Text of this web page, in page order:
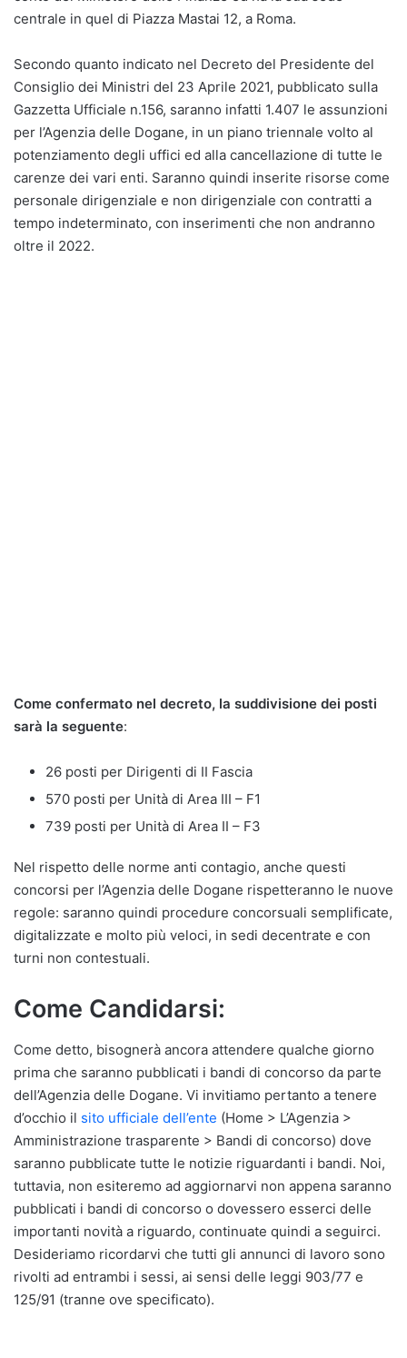
centrale in quel di Piazza Mastai 12, a Roma.
Secondo quanto indicato nel Decreto del Presidente del
Consiglio dei Ministri del 23 Aprile 2021, pubblicato sulla
Gazzetta Ufficiale n.156, saranno infatti 1.407 le assunzioni
per l’Agenzia delle Dogane, in un piano triennale volto al
potenziamento degli uffici ed alla cancellazione di tutte le
carenze dei vari enti. Saranno quindi inserite risorse come
personale dirigenziale e non dirigenziale con contratti a
tempo indeterminato, con inserimenti che non andranno
oltre il 2022.
Come confermato nel decreto, la suddivisione dei posti
sarà la seguente:
26 posti per Dirigenti di II Fascia
570 posti per Unità di Area III – F1
739 posti per Unità di Area II – F3
Nel rispetto delle norme anti contagio, anche questi
concorsi per l’Agenzia delle Dogane rispetteranno le nuove
regole: saranno quindi procedure concorsuali semplificate,
digitalizzate e molto più veloci, in sedi decentrate e con
turni non contestuali.
Come Candidarsi:
Come detto, bisognerà ancora attendere qualche giorno
prima che saranno pubblicati i bandi di concorso da parte
dell’Agenzia delle Dogane. Vi invitiamo pertanto a tenere
d’occhio il sito ufficiale dell’ente (Home > L’Agenzia >
Amministrazione trasparente > Bandi di concorso) dove
saranno pubblicate tutte le notizie riguardanti i bandi. Noi,
tuttavia, non esiteremo ad aggiornarvi non appena saranno
pubblicati i bandi di concorso o dovessero esserci delle
importanti novità a riguardo, continuate quindi a seguirci.
Desideriamo ricordarvi che tutti gli annunci di lavoro sono
rivolti ad entrambi i sessi, ai sensi delle leggi 903/77 e
125/91 (tranne ove specificato).